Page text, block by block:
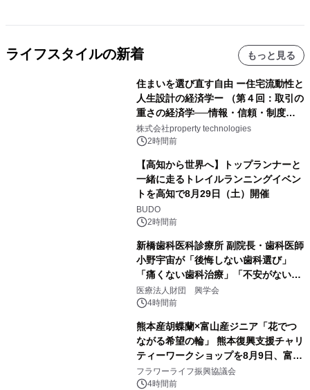
ライフスタイルの新着 もっと見る
住まいを選び直す自由 ー住宅流動性と
人生設計の経済学ー （第４回：取引の
重さの経済学──情報・信頼・制度を
PropTechはどう組み替えるか）｜
PropTech-Lab
株式会社property technologies
2時間前
【高知から世界へ】トップランナーと
一緒に走るトレイルランニングイベン
トを高知で8月29日（土）開催
BUDO
2時間前
新橋歯科医科診療所 副院長・歯科医師
小野宇宙が「後悔しない歯科選び」
「痛くない歯科治療」「不安がない治
療計画」をテーマに専門監修
医療法人財団 興学会
4時間前
熊本産胡蝶蘭×富山産ジニア「花でつ
ながる希望の輪」 熊本復興支援チャリ
ティーワークショップを8月9日、富
山・射水で開催
フラワーライフ振興協議会
4時間前